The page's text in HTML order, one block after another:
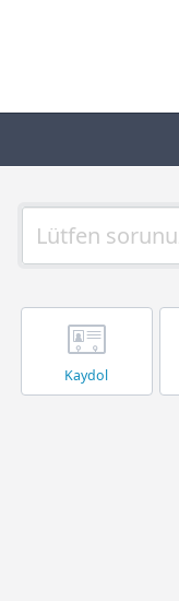
Kaydol